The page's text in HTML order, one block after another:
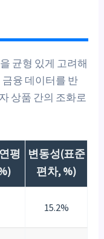
을 균형 있게 고려해
금융 데이터를 반
상품 간의 조화로
평
변동성(표준
편차, %)
15.2%